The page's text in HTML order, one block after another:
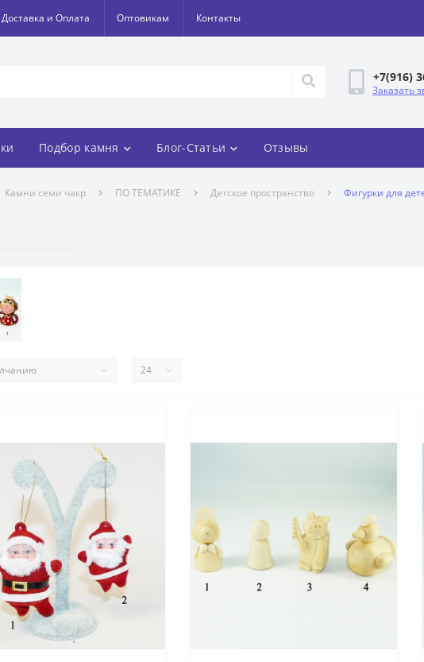
Доставка и Оплата Оптовикам Контакты
+7(916)
Заказать
Подбор камня Блог-Статьи Отзывы
Камни семи чакр ПО ТЕМАТИКЕ Детское пространство Фигурки для